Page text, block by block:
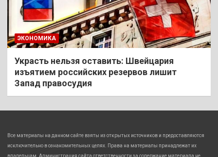
ЭКОНОМИКА
Украсть нельзя оставить: Швейцария
изъятием российских резервов лишит
Запад правосудия
Все материалы на данном сайте взяты из открытых источников и предоставляются
исключительно в ознакомительных целях. Права на материалы принадлежат их
владельцам. Администрация сайта ответственности за содержание материала не